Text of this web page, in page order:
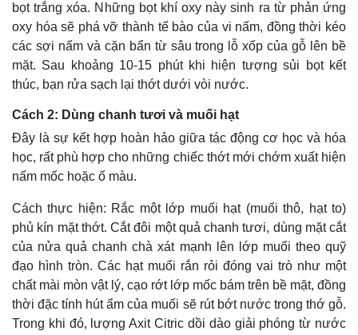
bọt trắng xóa. Những bọt khí oxy này sinh ra từ phản ứng
oxy hóa sẽ phá vỡ thành tế bào của vi nấm, đồng thời kéo
các sợi nấm và cặn bẩn từ sâu trong lỗ xốp của gỗ lên bề
mặt. Sau khoảng 10-15 phút khi hiện tượng sủi bọt kết
thúc, bạn rửa sạch lại thớt dưới vòi nước.
Cách 2: Dùng chanh tươi và muối hạt
Đây là sự kết hợp hoàn hảo giữa tác động cơ học và hóa
học, rất phù hợp cho những chiếc thớt mới chớm xuất hiện
nấm mốc hoặc ố màu.
Cách thực hiện: Rắc một lớp muối hạt (muối thô, hạt to)
phủ kín mặt thớt. Cắt đôi một quả chanh tươi, dùng mặt cắt
của nửa quả chanh chà xát mạnh lên lớp muối theo quỹ
đạo hình tròn. Các hạt muối rắn rỏi đóng vai trò như một
chất mài mòn vật lý, cạo rớt lớp mốc bám trên bề mặt, đồng
thời đặc tính hút ẩm của muối sẽ rút bớt nước trong thớ gỗ.
Trong khi đó, lượng Axit Citric dồi dào giải phóng từ nước